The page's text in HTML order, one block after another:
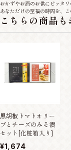
おかずやお酒のお供にピッタリ
あなただけの至福の時間を、
こちらの商品も
黒胡椒トマトオリー
ブとチーズのみそ漬
セット[化粧箱入り]
¥1,674